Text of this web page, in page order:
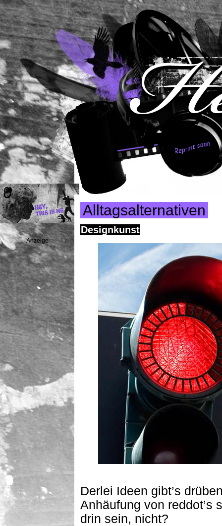
Anzeige
Alltagsalternativen
Designkunst
Derlei Ideen gibt’s
Anhäufung von reddot’s
drin sein, nicht?